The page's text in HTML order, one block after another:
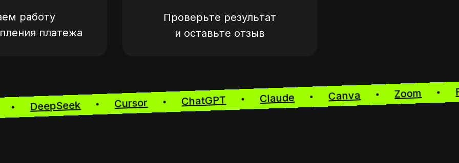
работу
платежа
Проверьте результат
и оставьте отзыв
DeepSeek Cursor ChatGPT Claude Canva Zoom